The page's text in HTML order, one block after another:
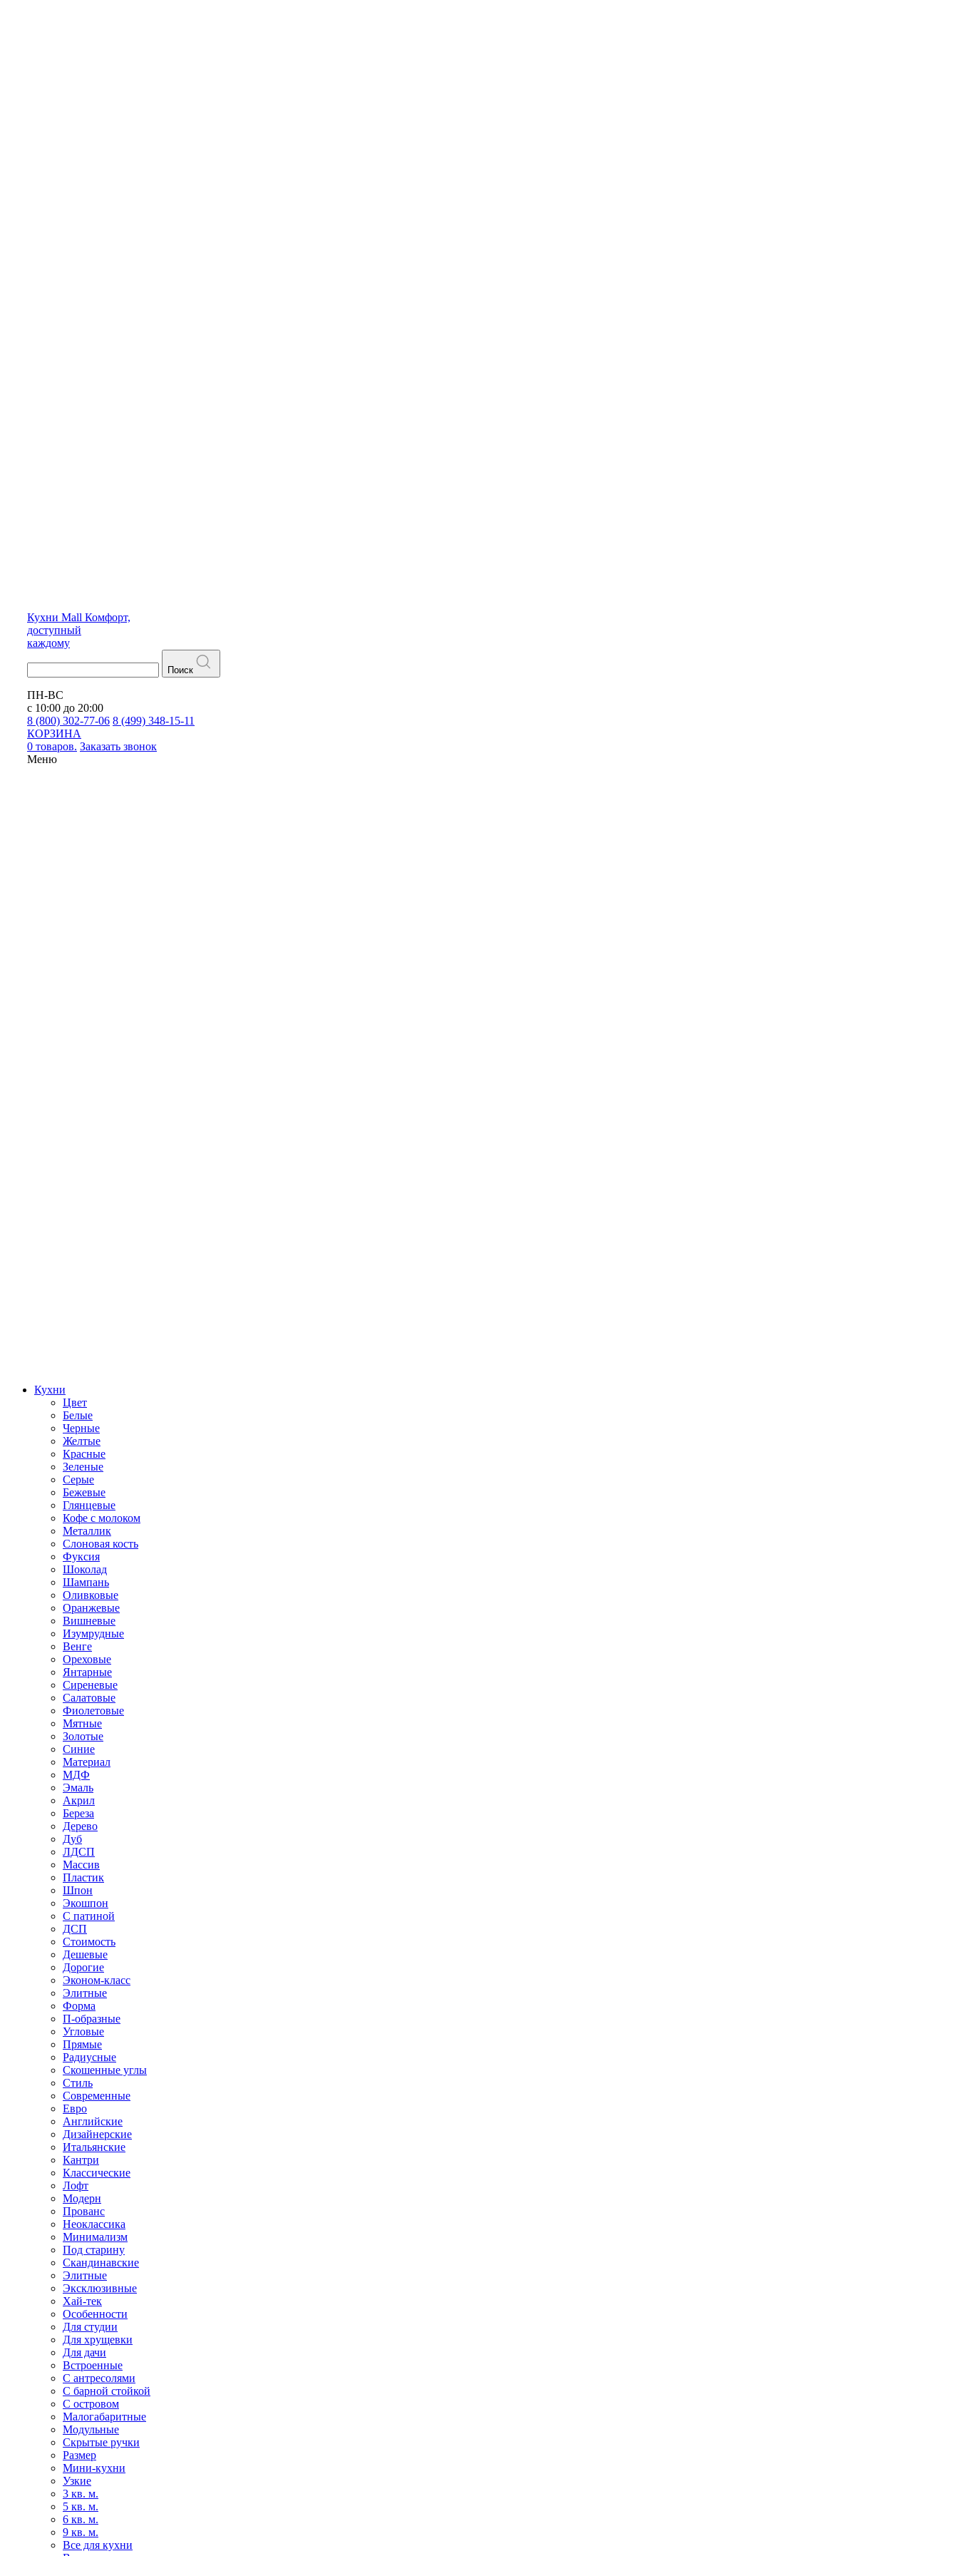
Кухни Mall Комфорт,
доступный
каждому
Поиск
ПН-ВС
с 10:00 до 20:00
8 (800) 302-77-06 8 (499) 348-15-11
КОРЗИНА
0 товаров. Заказать звонок
Меню
Кухни
Цвет
Белые
Черные
Желтые
Красные
Зеленые
Серые
Бежевые
Глянцевые
Кофе с молоком
Металлик
Слоновая кость
Фуксия
Шоколад
Шампань
Оливковые
Оранжевые
Вишневые
Изумрудные
Венге
Ореховые
Янтарные
Сиреневые
Салатовые
Фиолетовые
Мятные
Золотые
Синие
Материал
МДФ
Эмаль
Акрил
Береза
Дерево
Дуб
ЛДСП
Массив
Пластик
Шпон
Экошпон
С патиной
ДСП
Стоимость
Дешевые
Дорогие
Эконом-класс
Элитные
Форма
П-образные
Угловые
Прямые
Радиусные
Скошенные углы
Стиль
Современные
Евро
Английские
Дизайнерские
Итальянские
Кантри
Классические
Лофт
Модерн
Прованс
Неоклассика
Минимализм
Под старину
Скандинавские
Элитные
Эксклюзивные
Хай-тек
Особенности
Для студии
Для хрущевки
Для дачи
Встроенные
С антресолями
С барной стойкой
С островом
Малогабаритные
Модульные
Скрытые ручки
Размер
Мини-кухни
Узкие
3 кв. м.
5 кв. м.
6 кв. м.
9 кв. м.
Все для кухни